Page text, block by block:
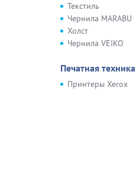
Текстиль
Чернила MARABU
Холст
Чернила VEIKO
Печатная техника
Принтеры Xerox